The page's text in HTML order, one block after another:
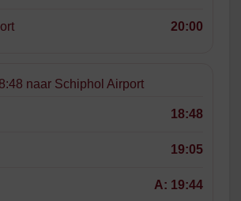
20:00
naar Schiphol Airport
18:48
19:05
A: 19:44